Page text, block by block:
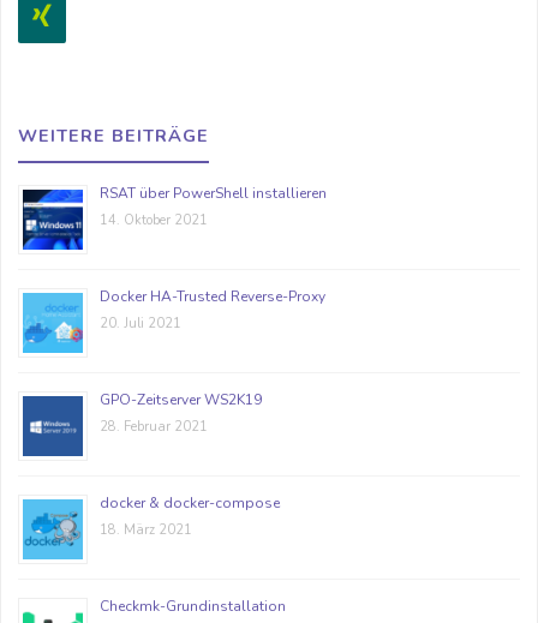
WEITERE BEITRÄGE
RSAT über PowerShell installieren
14. Oktober 2021
Docker HA-Trusted Reverse-Proxy
20. Juli 2021
GPO-Zeitserver WS2K19
28. Februar 2021
docker & docker-compose
18. März 2021
Checkmk-Grundinstallation